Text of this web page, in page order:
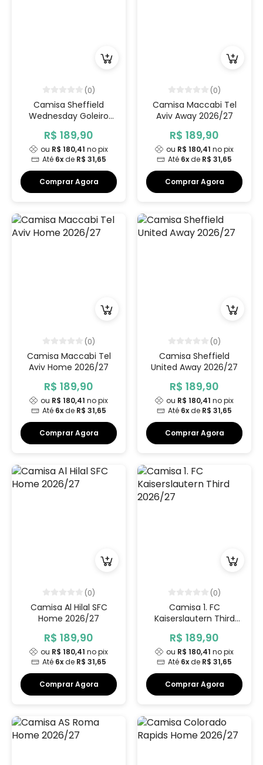
(0)
Camisa Sheffield
Wednesday Goleiro
R$ 189,90
ou R$ 180,41 no pix
Até 6xde R$ 31,65
Comprar Agora
(0)
Camisa Maccabi Tel
Aviv Away 2026/27
R$ 189,90
ou R$ 180,41 no pix
Até 6xde R$ 31,65
Comprar Agora
(0)
Camisa Maccabi Tel
Aviv Home 2026/27
R$ 189,90
ou R$ 180,41 no pix
Até 6xde R$ 31,65
Comprar Agora
(0)
Camisa Sheffield
United Away 2026/27
R$ 189,90
ou R$ 180,41 no pix
Até 6xde R$ 31,65
Comprar Agora
(0)
Camisa Al Hilal SFC
Home 2026/27
R$ 189,90
ou R$ 180,41 no pix
Até 6xde R$ 31,65
Comprar Agora
(0)
Camisa 1. FC
Kaiserslautern Third
R$ 189,90
ou R$ 180,41 no pix
Até 6xde R$ 31,65
Comprar Agora